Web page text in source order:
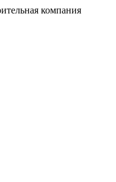
компания